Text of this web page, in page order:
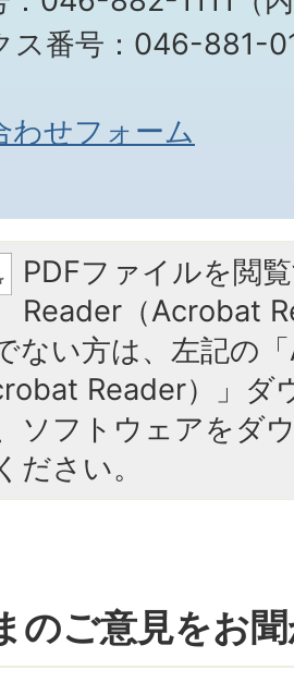
ス番号：046-881-
わせフォーム
PDFファイルを閲
Reader（Acrobat
ない方は、左記の
Reader）」ダ
ソフトウェアをダ
ださい。
のご意見をお